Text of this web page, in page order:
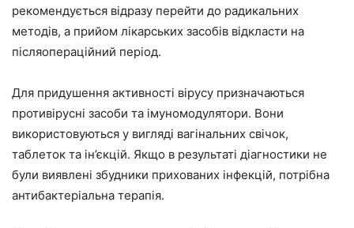
рекомендується відразу перейти до радикальних
методів, а прийом лікарських засобів відкласти на
післяопераційний період.
Для придушення активності вірусу призначаються
противірусні засоби та імуномодулятори. Вони
використовуються у вигляді вагінальних свічок,
таблеток та ін’єкцій. Якщо в результаті діагностики не
були виявлені збудники прихованих інфекцій, потрібна
антибактеріальна терапія.